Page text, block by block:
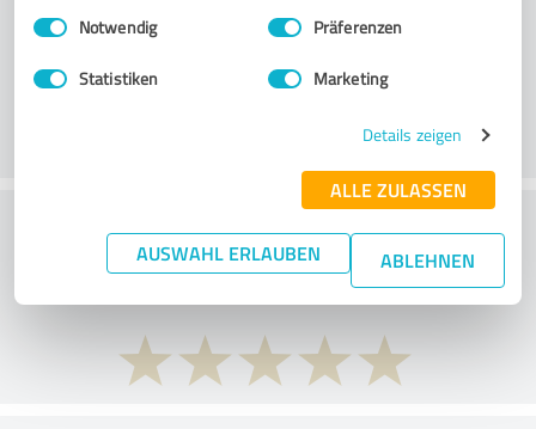
Impressum Datenschutzbestimmungen
Einwilligungsauswahl
Notwendig Präferenzen
Statistiken Marketing
Details zeigen
ALLE ZULASSEN
AUSWAHL ERLAUBEN ABLEHNEN
Kundservice
What do you think of the price to
performance ratio?